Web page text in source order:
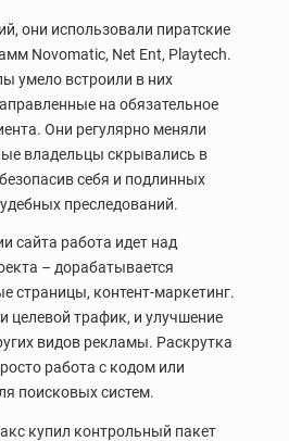
они использовали пиратские
Novomatic, Net Ent, Playtech.
умело встроили в них
на обязательное
Они регулярно меняли
владельцы скрывались в
себя и подлинных
преследований.
сайта работа идет над
– дорабатывается
страницы, контент-маркетинг.
целевой трафик, и улучшение
видов рекламы. Раскрутка
работа с кодом или
поисковых систем.
купил контрольный пакет